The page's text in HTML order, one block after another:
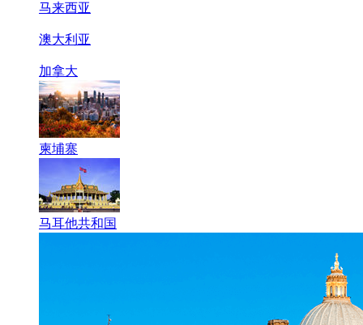
马来西亚
澳大利亚
加拿大
柬埔寨
马耳他共和国